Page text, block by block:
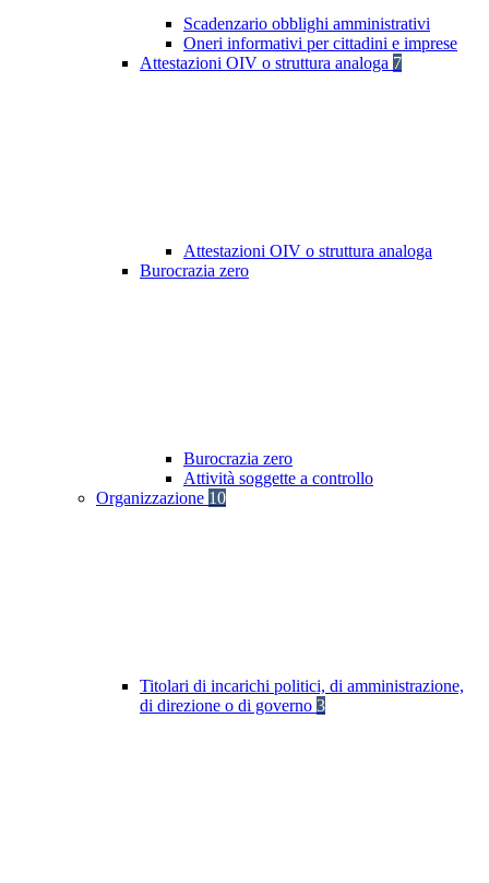
Scadenzario obblighi amministrativi
Oneri informativi per cittadini e imprese
Attestazioni OIV o struttura analoga 7
Attestazioni OIV o struttura analoga
Burocrazia zero
Burocrazia zero
Attività soggette a controllo
Organizzazione 10
Titolari di incarichi politici, di amministrazione,
di direzione o di governo 3